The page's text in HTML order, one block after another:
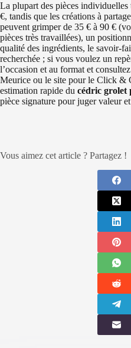
La plupart des pièces
€, tandis que les créations à
peuvent grimper de 35 € à 90 €
pièces très travaillées), un
qualité des ingrédients, le
recherchée ; si vous voulez un
l’occasion et au format et
Meurice ou le site pour le Click
estimation rapide du cédric grolet
pièce signature pour juger valeur
Vous aimez cet article ? Partagez !